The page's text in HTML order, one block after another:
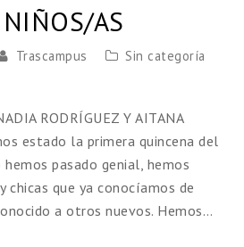
AS
Trascampus
Sin categoría
RODRÍGUEZ Y AITANA
estado la primera quincena del
pasado genial, hemos
chicas que ya conocíamos de
a otros nuevos. Hemos…